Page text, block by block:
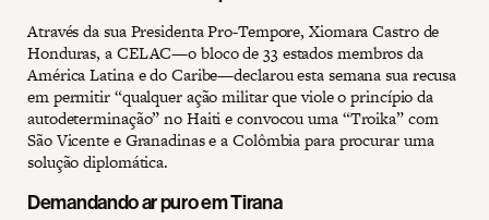
Através da sua Presidenta Pro-Tempore, Xiomara Castro de
Honduras, a CELAC—o bloco de 33 estados membros da
América Latina e do Caribe—declarou esta semana sua recusa
em permitir “qualquer ação militar que viole o princípio da
autodeterminação” no Haiti e convocou uma “Troika” com
São Vicente e Granadinas e a Colômbia para procurar uma
solução diplomática.
Demandando ar puro em Tirana